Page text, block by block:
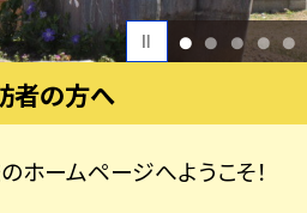
1 2 3 4 5
者の方へ
ームページへようこそ！